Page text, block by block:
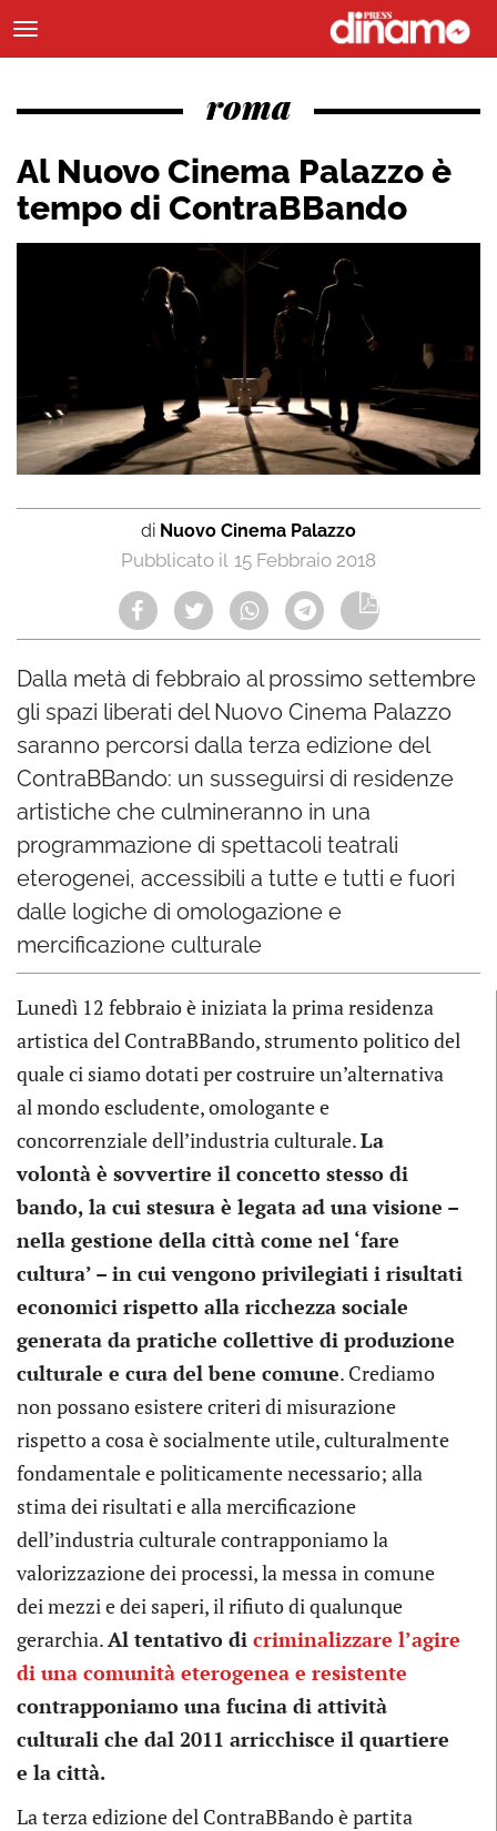
roma
Al Nuovo Cinema Palazzo è
tempo di ContraBBando
di Nuovo Cinema Palazzo
15 Febbraio 2018
Dalla metà di febbraio al prossimo settembre
gli spazi liberati del Nuovo Cinema Palazzo
saranno percorsi dalla terza edizione del
ContraBBando: un susseguirsi di residenze
artistiche che culmineranno in una
programmazione di spettacoli teatrali
eterogenei, accessibili a tutte e tutti e fuori
dalle logiche di omologazione e
mercificazione culturale
Lunedì 12 febbraio è iniziata la prima residenza
artistica del ContraBBando, strumento politico del
quale ci siamo dotati per costruire un’alternativa
al mondo escludente, omologante e
concorrenziale dell’industria culturale.La
volontà è sovvertire il concetto stesso di
bando, la cui stesura è legata ad una visione –
nella gestione della città come nel ‘fare
cultura’ – in cui vengono privilegiati i risultati
economici rispetto alla ricchezza sociale
generata da pratiche collettive di produzione
culturale e cura del bene comune. Crediamo
non possano esistere criteri di misurazione
rispetto a cosa è socialmente utile, culturalmente
fondamentale e politicamente necessario; alla
stima dei risultati e alla mercificazione
dell’industria culturale contrapponiamo la
valorizzazione dei processi, la messa in comune
dei mezzi e dei saperi, il rifiuto di qualunque
gerarchia.Al tentativo di criminalizzare l’agire
di una comunità eterogenea e resistente
contrapponiamo una fucina di attività
culturali che dal 2011 arricchisce il quartiere
e la città.
La terza edizione del ContraBBando è partita